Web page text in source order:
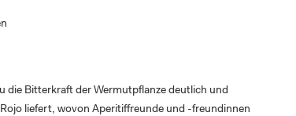
die Bitterkraft der Wermutpflanze deutlich und
liefert, wovon Aperitiffreunde und -freundinnen